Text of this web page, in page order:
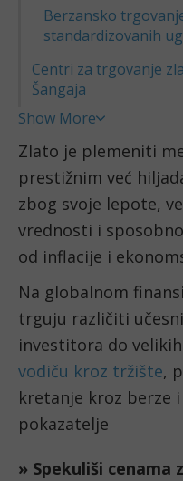
Berzansko
standardizovanih
Centri za trgovanje
Šangaja
Show More
Zlato je plemeniti
prestižnim već
zbog svoje lepote,
vrednosti i
od inflacije i
Na globalnom
trguju različiti
investitora do
vodiču kroz tržište,
kretanje kroz berze
pokazatelje